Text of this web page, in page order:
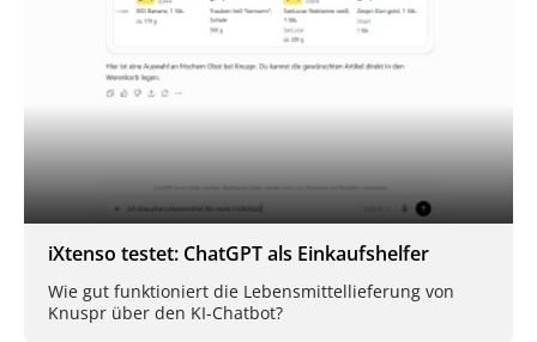
iXtenso testet: ChatGPT als Einkaufshelfer
Wie gut funktioniert die Lebensmittellieferung von
Knuspr über den KI-Chatbot?